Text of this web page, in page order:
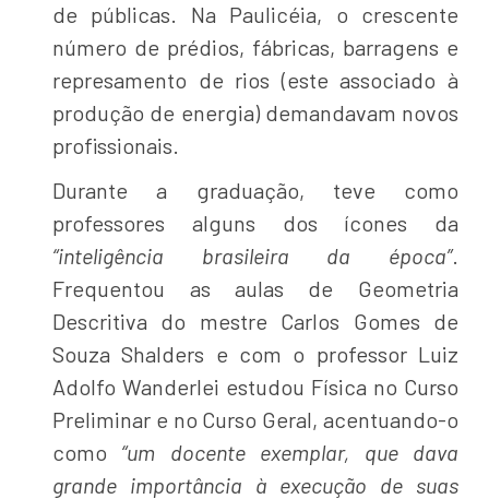
de públicas. Na Paulicéia, o crescente
número de prédios, fábricas, barragens e
represamento de rios (este associado à
produção de energia) demandavam novos
profissionais.
Durante a graduação, teve como
professores alguns dos ícones da
“inteligência brasileira da época”.
Frequentou as aulas de Geometria
Descritiva do mestre Carlos Gomes de
Souza Shalders e com o professor Luiz
Adolfo Wanderlei estudou Física no Curso
Preliminar e no Curso Geral, acentuando-o
como “um docente exemplar, que dava
grande importância à execução de suas